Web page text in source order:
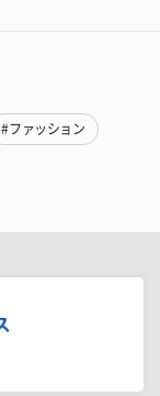
#ファッション